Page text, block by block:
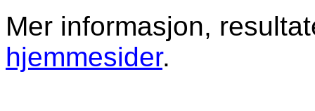
Mer informasjon,
hjemmesider.